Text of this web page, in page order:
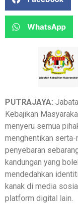
WhatsApp
PUTRAJAYA:
Kebajikan
menyeru semua
menghentikan serta-
penyebaran
kandungan yang
mendedahkan
kanak di media
platform digital lain.